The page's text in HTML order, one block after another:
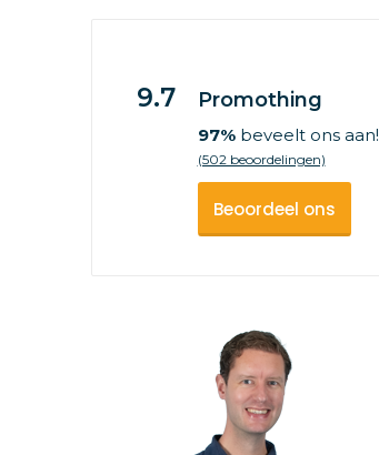
9.7 Promothing
97%beveelt ons aan!
(502 beoordelingen)
Beoordeel ons